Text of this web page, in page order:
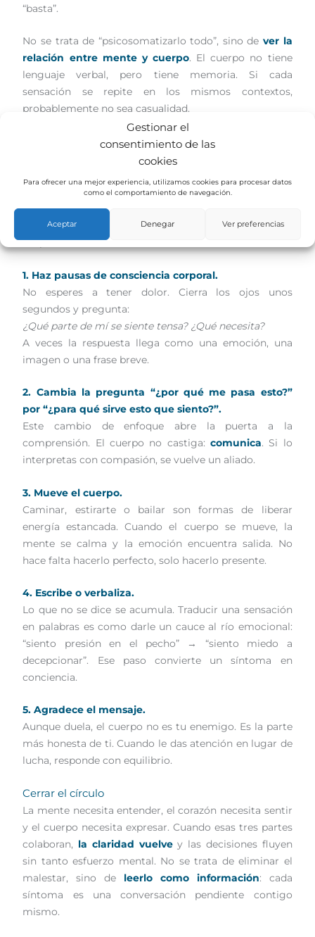
Gestionar el
consentimiento de las
cookies
Para ofrecer una mejor experiencia, utilizamos cookies para procesar datos
como el comportamiento de navegación.
Aceptar Denegar Ver preferencias
“basta”.
No se trata de “psicosomatizarlo todo”, sino de ver la
relación entre mente y cuerpo. El cuerpo no tiene
lenguaje verbal, pero tiene memoria. Si cada
sensación se repite en los mismos contextos,
probablemente no sea casualidad.
Cómo escuchar al cuerpo (y no solo al síntoma)
Escuchar al cuerpo no significa volverse
siempre intenta cooperar contigo: te avisa cuando
algo te sobra o te falta, cuando reprimes o te excedes.
Cuanto antes atiendas esas señales, menos gritará
después.
1. Haz pausas de consciencia corporal.
No esperes a tener dolor. Cierra los ojos unos
segundos y pregunta:
¿Qué parte de mí se siente tensa? ¿Qué necesita?
A veces la respuesta llega como una emoción, una
imagen o una frase breve.
2. Cambia la pregunta “¿por qué me pasa esto?”
por “¿para qué sirve esto que siento?”.
Este cambio de enfoque abre la puerta a la
comprensión. El cuerpo no castiga: comunica. Si lo
interpretas con compasión, se vuelve un aliado.
3. Mueve el cuerpo.
Caminar, estirarte o bailar son formas de liberar
energía estancada. Cuando el cuerpo se mueve, la
mente se calma y la emoción encuentra salida. No
hace falta hacerlo perfecto, solo hacerlo presente.
4. Escribe o verbaliza.
Lo que no se dice se acumula. Traducir una sensación
en palabras es como darle un cauce al río emocional:
“siento presión en el pecho” → “siento miedo a
decepcionar”. Ese paso convierte un síntoma en
conciencia.
5. Agradece el mensaje.
Aunque duela, el cuerpo no es tu enemigo. Es la parte
más honesta de ti. Cuando le das atención en lugar de
lucha, responde con equilibrio.
Cerrar el círculo
La mente necesita entender, el corazón necesita sentir
y el cuerpo necesita expresar. Cuando esas tres partes
colaboran, la claridad vuelvey las decisiones fluyen
sin tanto esfuerzo mental. No se trata de eliminar el
malestar, sino de leerlo como información: cada
síntoma es una conversación pendiente contigo
mismo.